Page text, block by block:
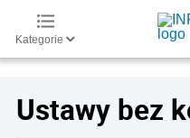
Kategorie
Ustawy bez